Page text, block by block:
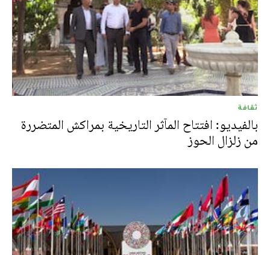
ثقافة
بالفيديو: افتتاح المآثر التاريخية بمراكش المتضررة
من زلزال الحوز